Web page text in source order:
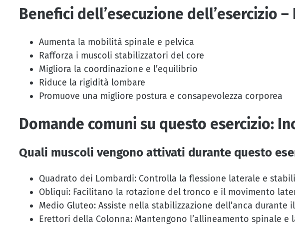
Benefici dell’esecuzione dell’esercizio
Aumenta la mobilità spinale e pelvica
Rafforza i muscoli stabilizzatori del core
Migliora la coordinazione e l’equilibrio
Riduce la rigidità lombare
Promuove una migliore postura e consapevolezza corporea
Domande comuni su questo esercizio:
Quali muscoli vengono attivati durante questo
Quadrato dei Lombardi: Controlla la flessione laterale e
Obliqui: Facilitano la rotazione del tronco e il movimento
Medio Gluteo: Assiste nella stabilizzazione dell’anca durante
Erettori della Colonna: Mantengono l’allineamento spinale e